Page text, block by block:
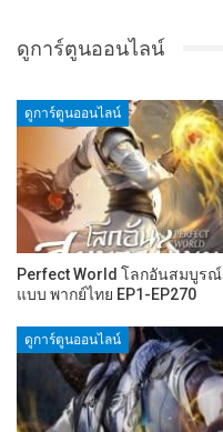
ดูการ์ตูนออนไลน์
ดูการ์ตูนออนไลน์
Perfect World โลกอันสมบูรณ์
แบบ พากย์ไทย EP1-EP270
ดูการ์ตูนออนไลน์